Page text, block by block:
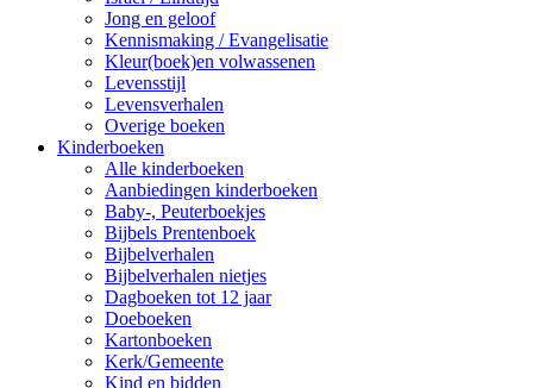
Jong en geloof
Kennismaking / Evangelisatie
Kleur(boek)en volwassenen
Levensstijl
Levensverhalen
Overige boeken
Kinderboeken
Alle kinderboeken
Aanbiedingen kinderboeken
Baby-, Peuterboekjes
Bijbels Prentenboek
Bijbelverhalen
Bijbelverhalen nietjes
Dagboeken tot 12 jaar
Doeboeken
Kartonboeken
Kerk/Gemeente
Kind en bidden